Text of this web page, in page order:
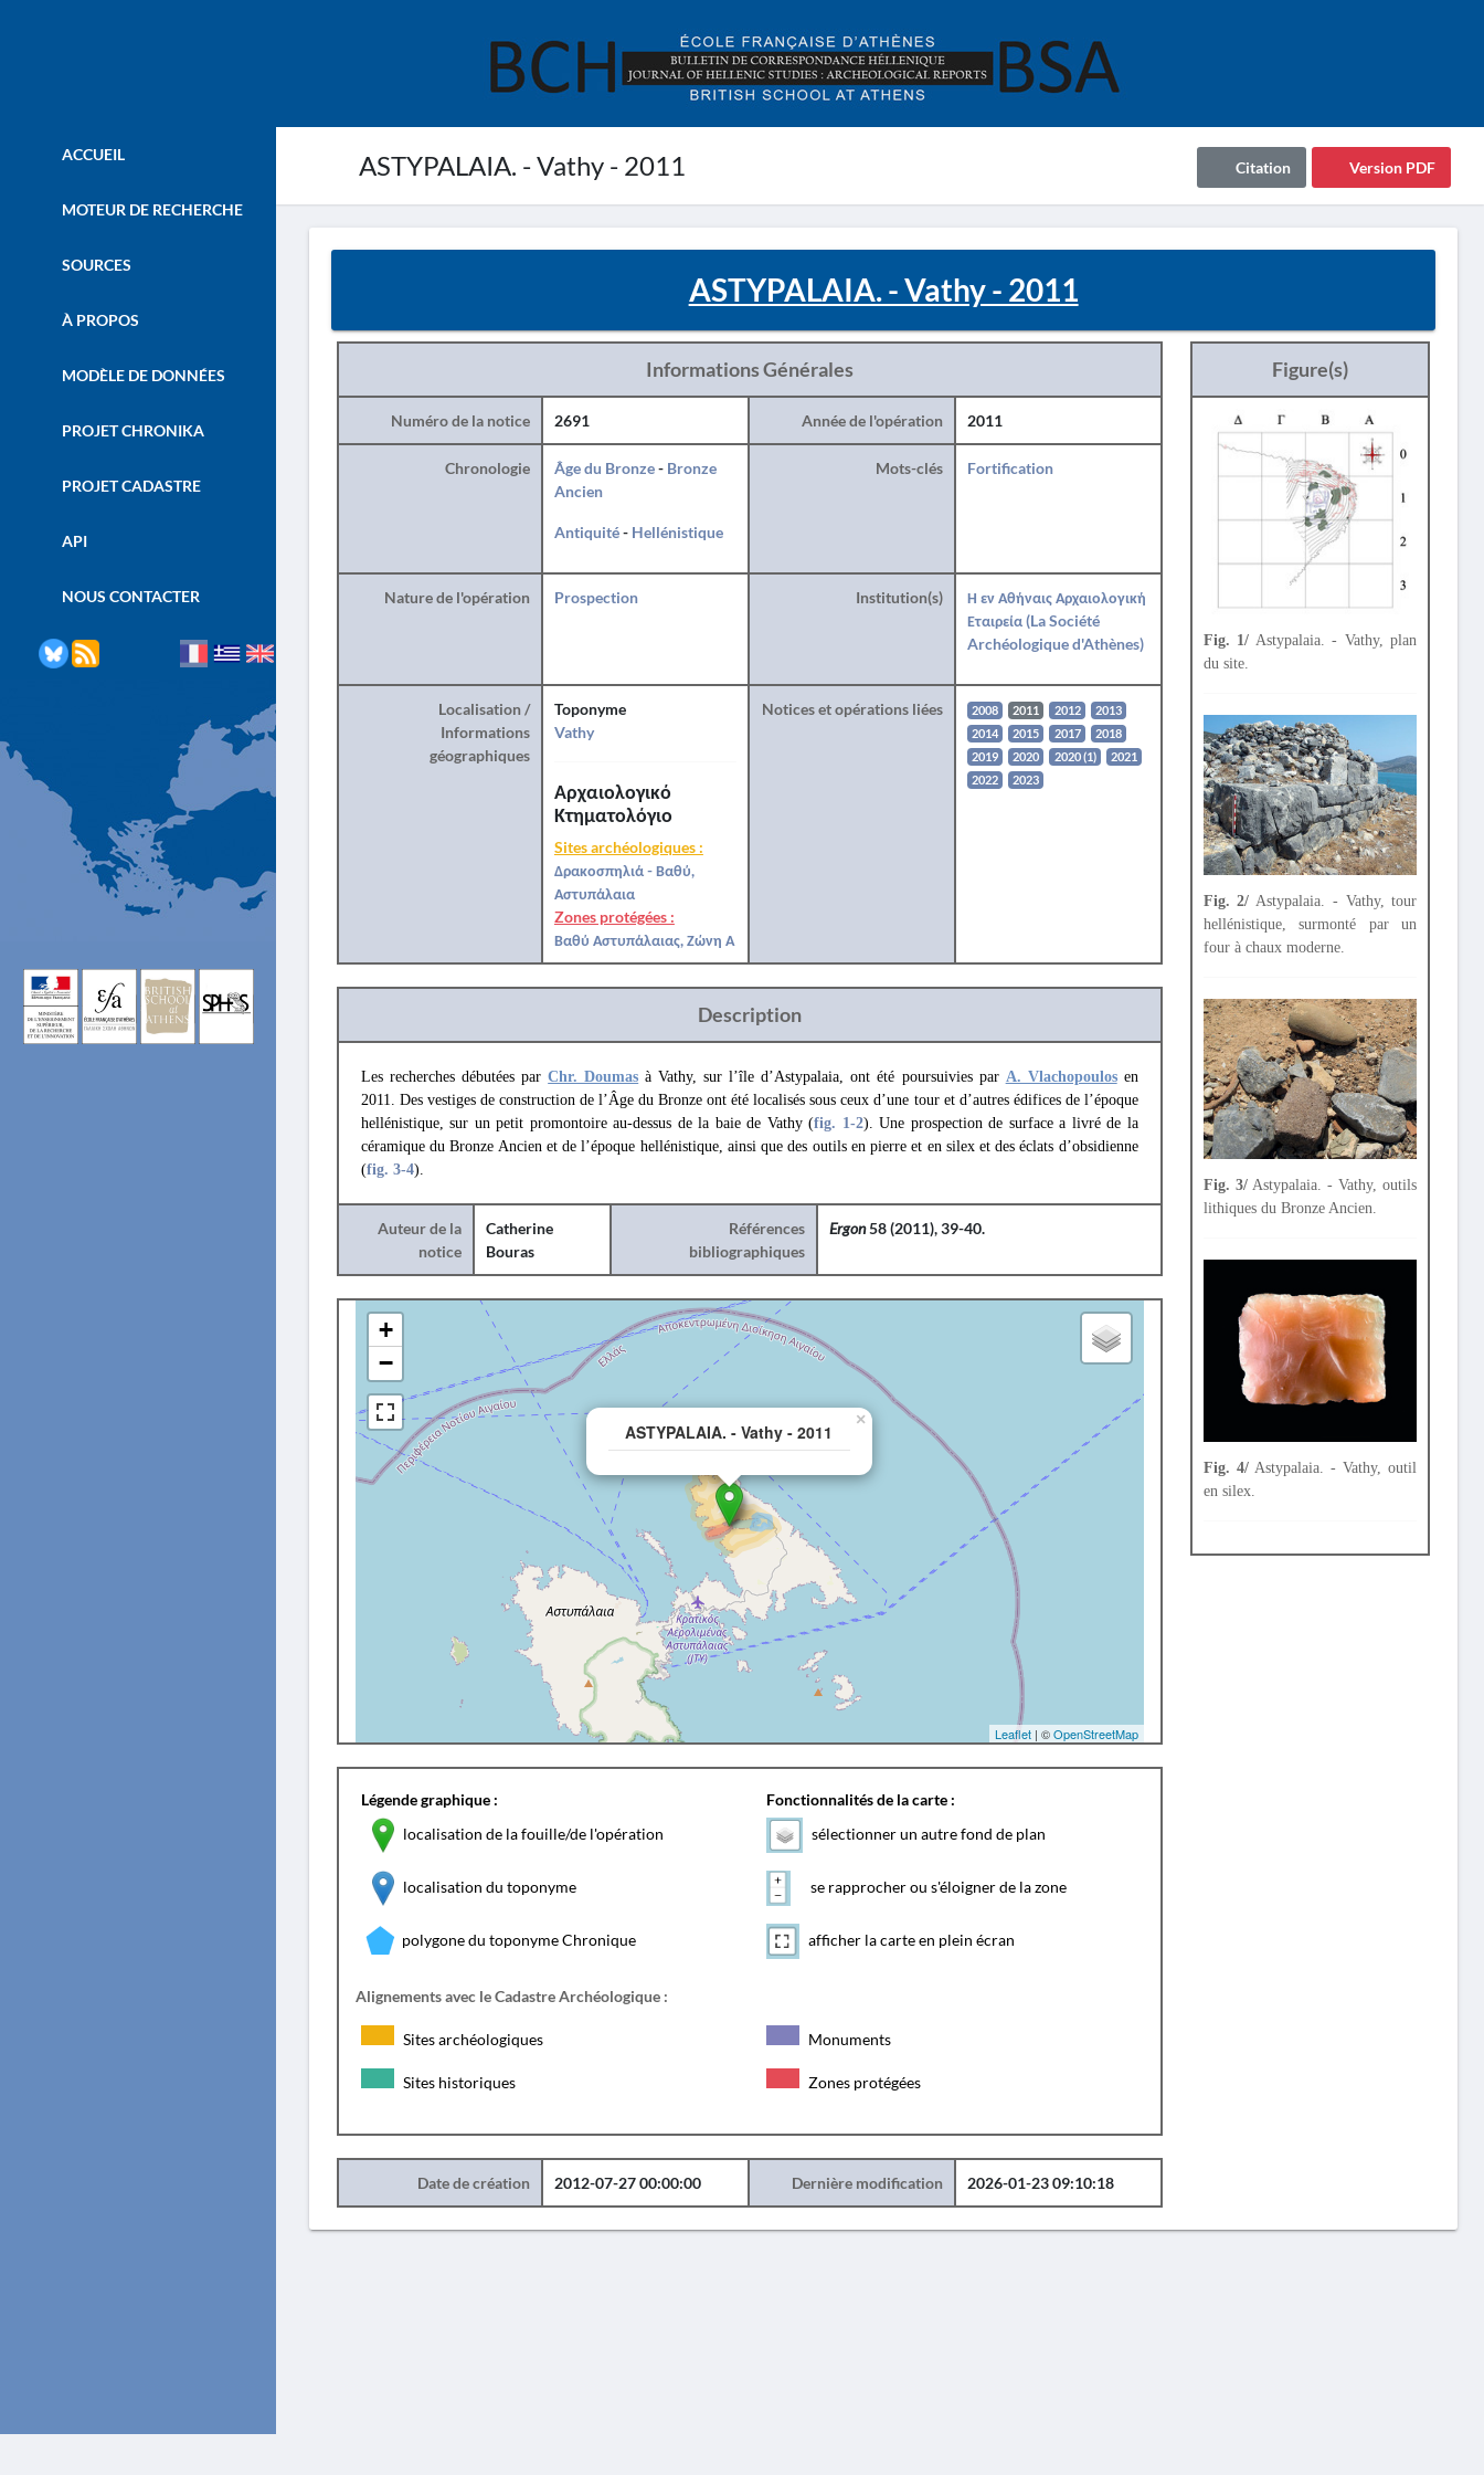
ASTYPALAIA. - Vathy - 2011 Version PDF
Citation
ACCUEIL
MOTEUR DE RECHERCHE
SOURCES
À PROPOS
MODÈLE DE DONNÉES
PROJET CHRONIKA
PROJET CADASTRE
API
NOUS CONTACTER
ASTYPALAIA. - Vathy - 2011
Informations Générales
Numéro de la notice 2691 Année de l'opération 2011
Chronologie Âge du Bronze- Bronze
Ancien
Antiquité- Hellénistique
Mots-clés Fortification
Nature de l'opération Prospection Institution(s)
Η εν Αθήναις Αρχαιολογική
Εταιρεία (La Société
Archéologique d'Athènes)
Localisation /
Informations
géographiques
Toponyme
Vathy
Αρχαιολογικό
Κτηματολόγιο
Sites archéologiques :
Δρακοσπηλιά - Βαθύ,
Αστυπάλαια
Zones protégées :
Βαθύ Αστυπάλαιας, Ζώνη Α
Notices et opérations liées 2008 2011 2012
2013
2014
2015 2017
2018
2019
2020 2020 (1)
2021
2022
2023
Description
Les recherches débutées parChr. Doumas à Vathy, sur l’île d’Astypalaia, ont été poursuivies par A. Vlachopoulosen
2011. Des vestiges de construction de l’Âge du Bronze ont été localisés sous ceux d’une tour et d’autres édifices de l’époque
hellénistique, sur un petit promontoire au-dessus de la baie de Vathy (fig. 1-2). Une prospection de surface a livré de la
céramique du Bronze Ancien et de l’époque hellénistique, ainsi que des outils en pierre et en silex et des éclats d’obsidienne
(fig. 3-4).
Auteur de la
notice
Catherine
Bouras
Références
bibliographiques
Ergon58 (2011), 39-40.
ASTYPALAIA. - Vathy - 2011
×
+
−
Leaflet| ©OpenStreetMap
Légende graphique :
localisation de la fouille/de l'opération
localisation du toponyme
polygone du toponyme Chronique
Fonctionnalités de la carte :
sélectionner un autre fond de plan
se rapprocher ou s'éloigner de la zone
afficher la carte en plein écran
Alignements avec le Cadastre Archéologique :
Sites archéologiques Monuments
Sites historiques Zones protégées
Date de création 2012-07-27 00:00:00 Dernière modification 2026-01-23 09:10:18
Figure(s)
Fig. 1/ Astypalaia. - Vathy, plan
du site.
Fig. 2/ Astypalaia. - Vathy, tour
hellénistique, surmonté par un
four à chaux moderne.
Fig. 3/Astypalaia. - Vathy, outils
lithiques du Bronze Ancien.
Fig. 4/Astypalaia. - Vathy, outil
en silex.